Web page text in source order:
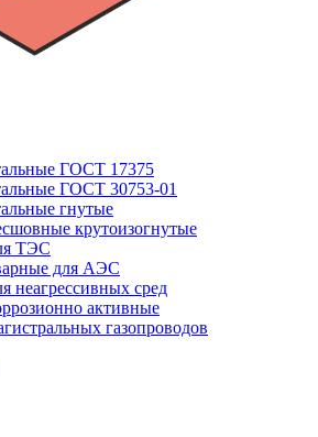
ГОСТ 17375
ГОСТ 30753-01
гнутые
крутоизогнутые
ТЭС
для АЭС
неагрессивных сред
активные
газопроводов